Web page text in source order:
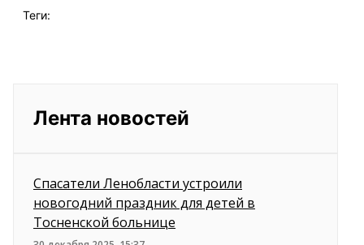
Теги:
Лента новостей
Спасатели Ленобласти устроили
новогодний праздник для детей в
Тосненской больнице